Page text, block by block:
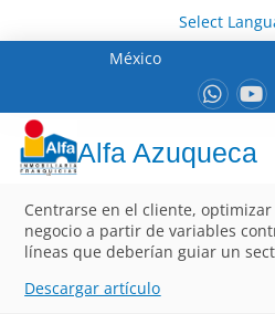
Select
México
Alfa Azuqueca
Centrarse en el cliente,
negocio a partir de variables
líneas que deberían guiar un
Descargar artículo